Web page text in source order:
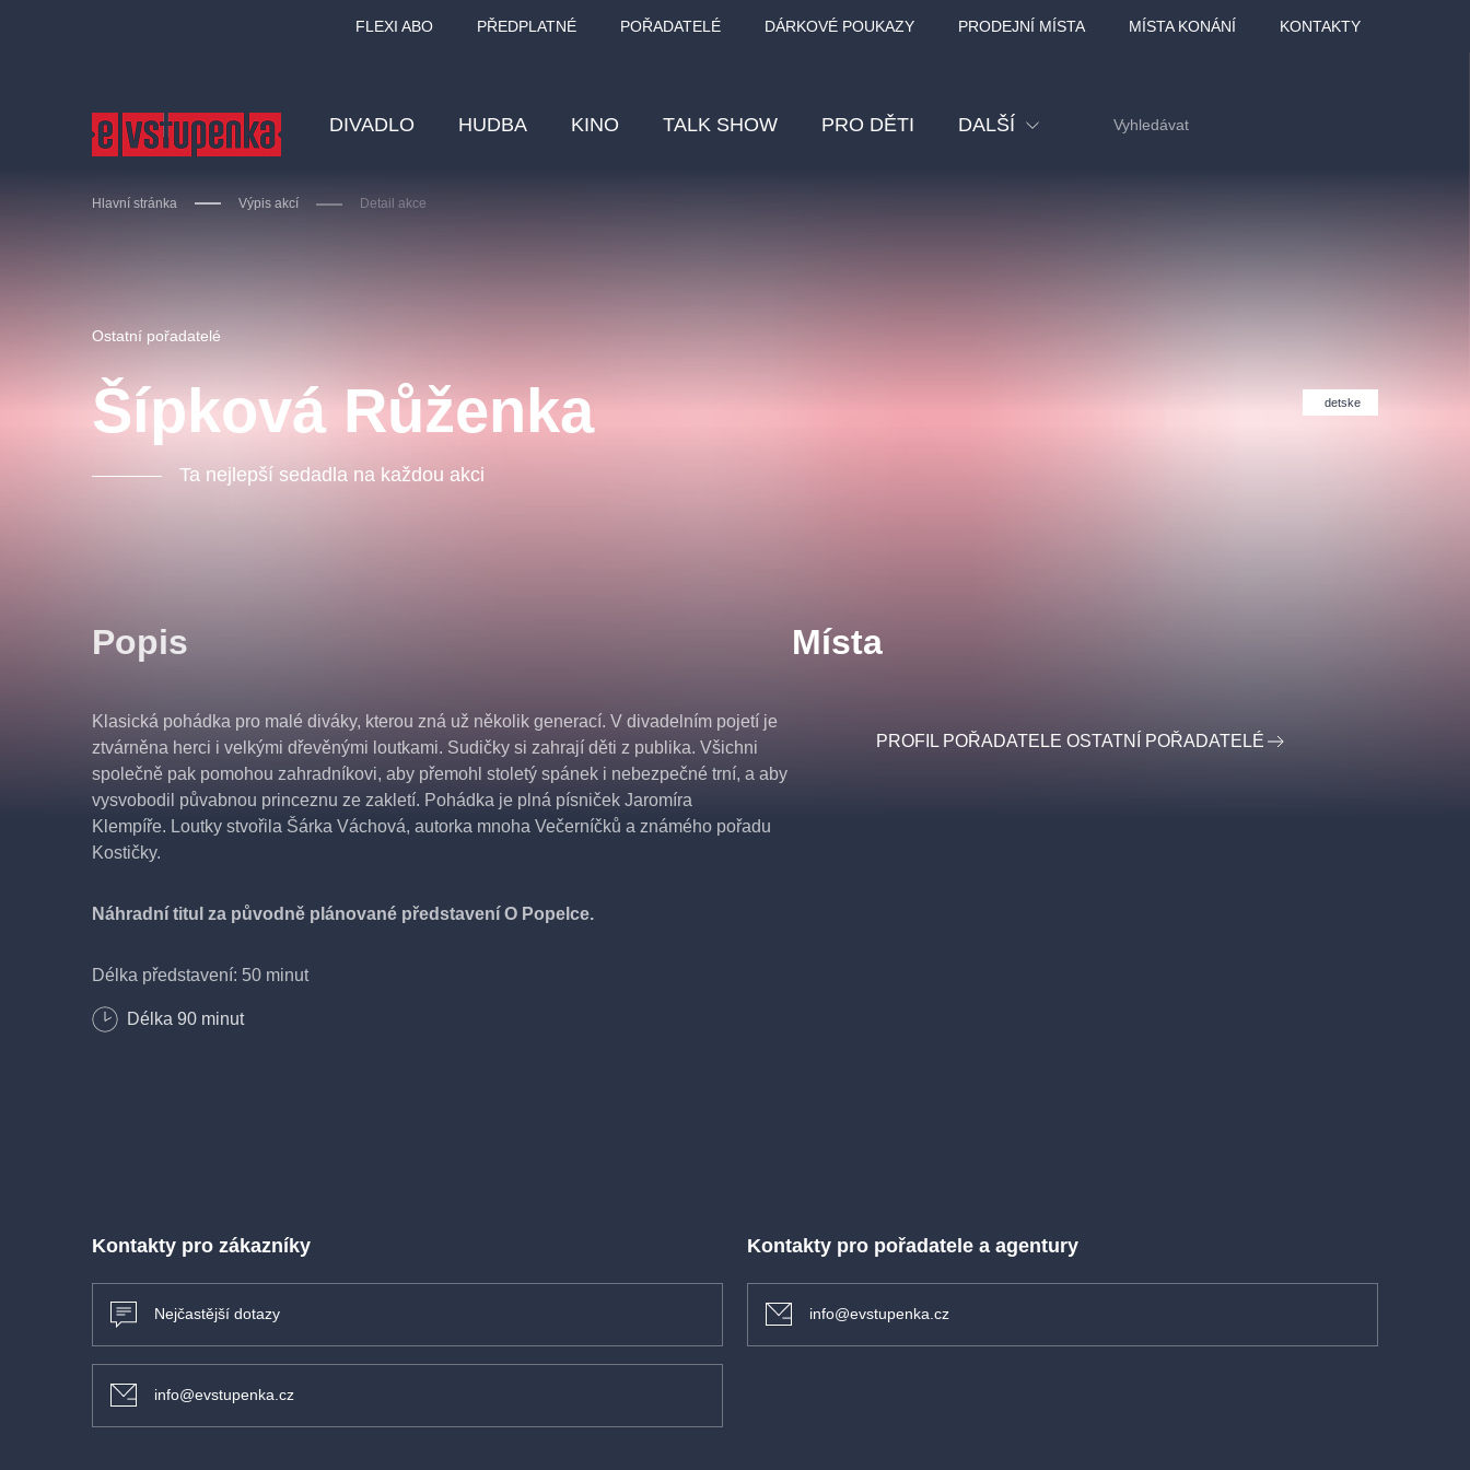
FLEXI ABO PŘEDPLATNÉ POŘADATELÉ DÁRKOVÉ POUKAZY PRODEJNÍ MÍSTA MÍSTA KONÁNÍ KONTAKTY
DIVADLO HUDBA KINO TALK SHOW PRO DĚTI DALŠÍ
Hlavní stránka Výpis akcí Detail akce
Ostatní pořadatelé
Šípková Růženka
Ta nejlepší sedadla na každou akci
detske
Popis
Klasická pohádka pro malé diváky, kterou zná už několik generací. V divadelním pojetí je
ztvárněna herci i velkými dřevěnými loutkami. Sudičky si zahrají děti z publika. Všichni
společně pak pomohou zahradníkovi, aby přemohl stoletý spánek i nebezpečné trní, a aby
vysvobodil půvabnou princeznu ze zakletí. Pohádka je plná písniček Jaromíra
Klempíře. Loutky stvořila Šárka Váchová, autorka mnoha Večerníčků a známého pořadu
Kostičky.
Náhradní titul za původně plánované představení O Popelce.
Délka představení: 50 minut
Délka 90 minut
Místa
PROFIL POŘADATELE OSTATNÍ POŘADATELÉ
Kontakty pro zákazníky
Nejčastější dotazy
info@evstupenka.cz
Kontakty pro pořadatele a agentury
info@evstupenka.cz
divadlo premiéra klasickáhudba